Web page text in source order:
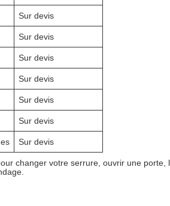
Sur devis
Sur devis
Sur devis
Sur devis
Sur devis
Sur devis
Sur devis
changer votre serrure, ouvrir une